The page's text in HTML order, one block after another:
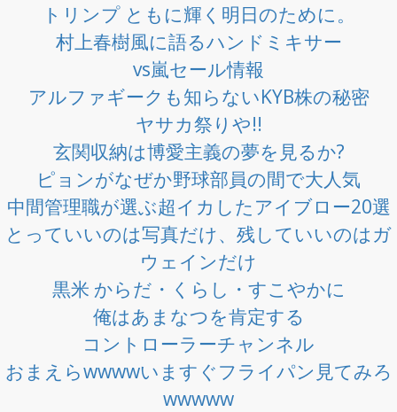
トリンプ ともに輝く明日のために。
村上春樹風に語るハンドミキサー
vs嵐セール情報
アルファギークも知らないKYB株の秘密
ヤサカ祭りや!!
玄関収納は博愛主義の夢を見るか?
ピョンがなぜか野球部員の間で大人気
中間管理職が選ぶ超イカしたアイブロー20選
とっていいのは写真だけ、残していいのはガ
ウェインだけ
黒米 からだ・くらし・すこやかに
俺はあまなつを肯定する
コントローラーチャンネル
おまえらwwwwいますぐフライパン見てみろ
wwwww